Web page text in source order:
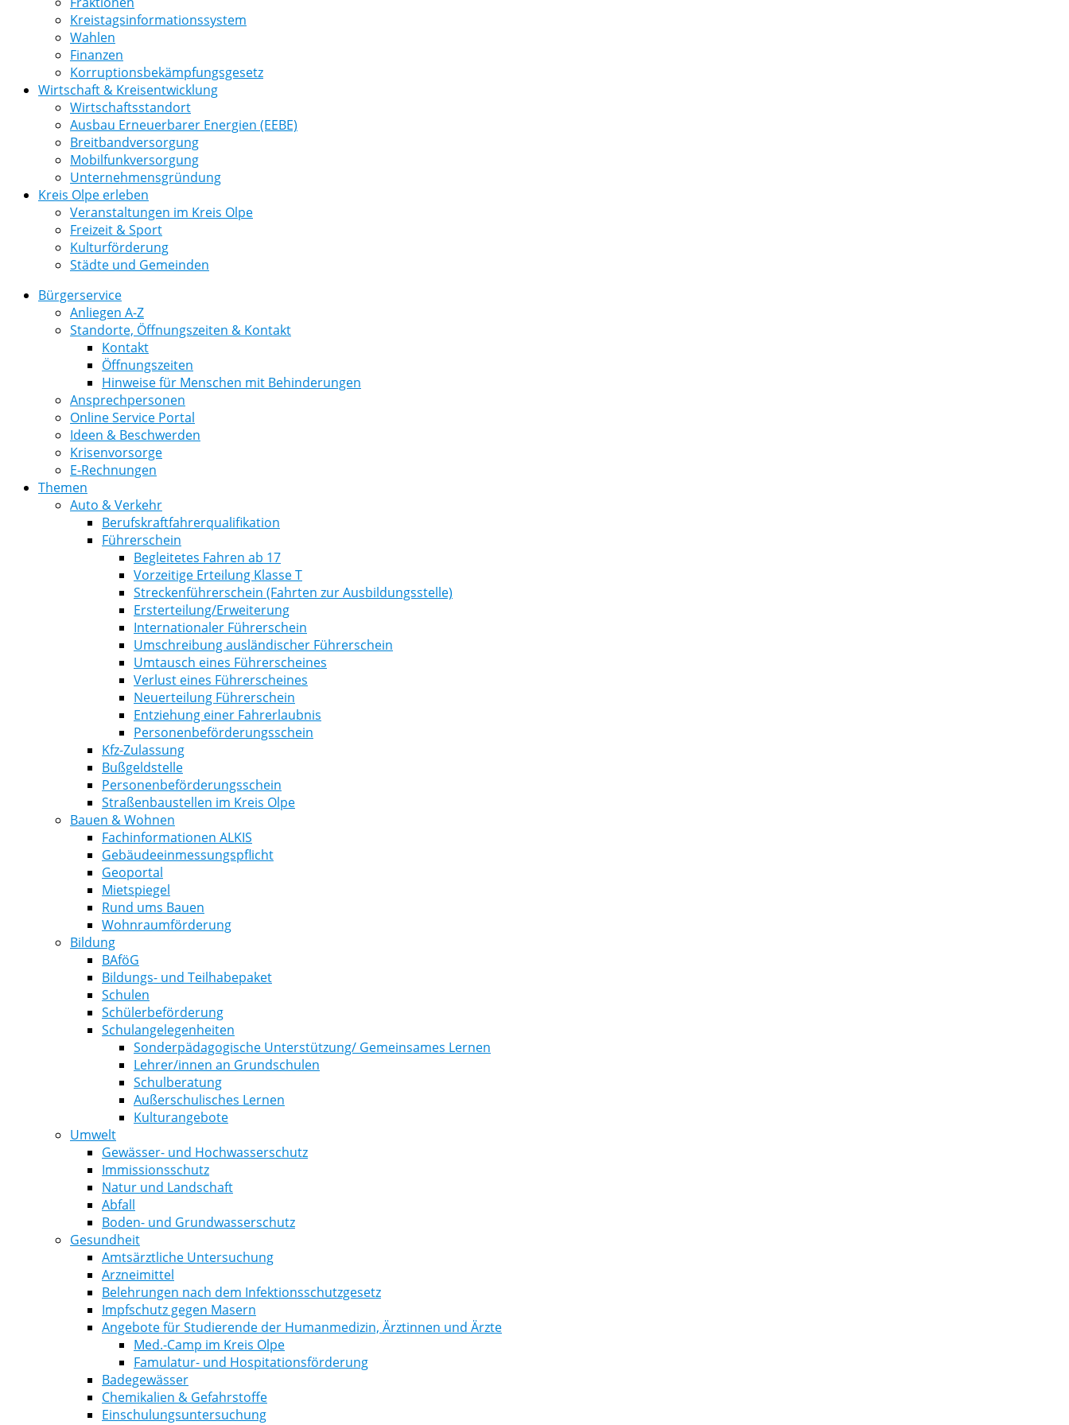
Kreistagsinformationssystem
Wahlen
Finanzen
Korruptionsbekämpfungsgesetz
Wirtschaft & Kreisentwicklung
Wirtschaftsstandort
Ausbau Erneuerbarer Energien (EEBE)
Breitbandversorgung
Mobilfunkversorgung
Unternehmensgründung
Kreis Olpe erleben
Veranstaltungen im Kreis Olpe
Freizeit & Sport
Kulturförderung
Städte und Gemeinden
Bürgerservice
Anliegen A-Z
Standorte, Öffnungszeiten & Kontakt
Kontakt
Öffnungszeiten
Hinweise für Menschen mit Behinderungen
Ansprechpersonen
Online Service Portal
Ideen & Beschwerden
Krisenvorsorge
E-Rechnungen
Themen
Auto & Verkehr
Berufskraftfahrerqualifikation
Führerschein
Begleitetes Fahren ab 17
Vorzeitige Erteilung Klasse T
Streckenführerschein (Fahrten zur Ausbildungsstelle)
Ersterteilung/Erweiterung
Internationaler Führerschein
Umschreibung ausländischer Führerschein
Umtausch eines Führerscheines
Verlust eines Führerscheines
Neuerteilung Führerschein
Entziehung einer Fahrerlaubnis
Personenbeförderungsschein
Kfz-Zulassung
Bußgeldstelle
Personenbeförderungsschein
Straßenbaustellen im Kreis Olpe
Bauen & Wohnen
Fachinformationen ALKIS
Gebäudeeinmessungspflicht
Geoportal
Mietspiegel
Rund ums Bauen
Wohnraumförderung
Bildung
BAföG
Bildungs- und Teilhabepaket
Schulen
Schülerbeförderung
Schulangelegenheiten
Sonderpädagogische Unterstützung/ Gemeinsames Lernen
Lehrer/innen an Grundschulen
Schulberatung
Außerschulisches Lernen
Kulturangebote
Umwelt
Gewässer- und Hochwasserschutz
Immissionsschutz
Natur und Landschaft
Abfall
Boden- und Grundwasserschutz
Gesundheit
Amtsärztliche Untersuchung
Arzneimittel
Belehrungen nach dem Infektionsschutzgesetz
Impfschutz gegen Masern
Angebote für Studierende der Humanmedizin, Ärztinnen und Ärzte
Med.-Camp im Kreis Olpe
Famulatur- und Hospitationsförderung
Badegewässer
Chemikalien & Gefahrstoffe
Einschulungsuntersuchung